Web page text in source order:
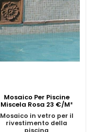
Mosaico Per Piscine
Miscela Rosa 23 €/M²
Mosaico in vetro per il
rivestimento della
piscina